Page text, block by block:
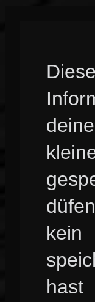
kein
hast